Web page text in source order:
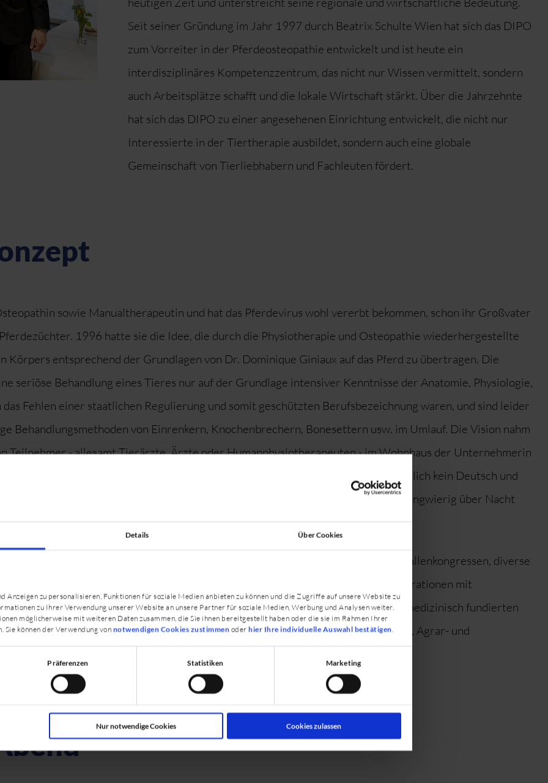
Details Über Cookies
Anzeigen zu personalisieren, Funktionen für soziale Medien anbieten zu können und die Zugriffe auf unsere Website zu
zu Ihrer Verwendung unserer Website an unsere Partner für soziale Medien, Werbung und Analysen weiter.
möglicherweise mit weiteren Daten zusammen, die Sie ihnen bereitgestellt haben oder die sie im Rahmen Ihrer
Sie können der Verwendung vonnotwendigen Cookies zustimmen oder hier Ihre individuelle Auswahl bestätigen
Präferenzen Statistiken Marketing
Nur notwendige Cookies Cookies zulassen
Seit seiner Gründung im Jahr 1997 durch Beatrix Schulte Wien hat sich das DIPO
zum Vorreiter in der Pferdeosteopathie entwickelt und ist heute ein
interdisziplinäres Kompetenzzentrum, das nicht nur Wissen vermittelt, sondern
auch Arbeitsplätze schafft und die lokale Wirtschaft stärkt. Über die Jahrzehnte
hat sich das DIPO zu einer angesehenen Einrichtung entwickelt, die nicht nur
Interessierte in der Tiertherapie ausbildet, sondern auch eine globale
Gemeinschaft von Tierliebhabern und Fachleuten fördert.
sowie Manualtherapeutin und hat das Pferdevirus wohl vererbt bekommen, schon ihr Großvater
1996 hatte sie die Idee, die durch die Physiotherapie und Osteopathie wiederhergestellte
Körpers entsprechend der Grundlagen von Dr. Dominique Giniaux auf das Pferd zu übertragen. Die
seriöse Behandlung eines Tieres nur auf der Grundlage intensiver Kenntnisse der Anatomie, Physiologie,
Fehlen einer staatlichen Regulierung und somit geschützten Berufsbezeichnung waren, und sind leider
Behandlungsmethoden von Einrenkern, Knochenbrechern, Bonesettern usw. im Umlauf. Die Vision nahm
Teilnehmer - allesamt Tierärzte, Ärzte oder Humanphysiotherapeuten - im Wohnhaus der Unternehmerin
folgten, der mit Dr. Giniaux zusammenarbeitete. Herr Evrard sprach nämlich kein Deutsch und
in Windeseile übersetzt und mit den damaligen technischen Möglichkeiten langwierig über Nacht
Lern-Videokassetten bzw. DVDs, in Expertenkreisen hoch angesehenen Reithallenkongressen, diverse
auf der Equitana und Eurocheval, Lehraufträge an Universitäten oder Kooperationen mit
sich eine Handvoll Visionäre für die Etablierung einer professionellen, medizinisch fundierten
am DIPO tätig: Tierärzte, Physio- und Osteotherapeuten, Hufschmiede, Sattler, Agrar- und
und international anerkannte Trainer.